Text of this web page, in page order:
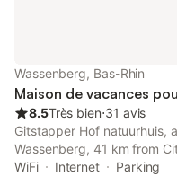
Wassenberg, Bas-Rhin
Maison de vacances
8.5Très bien⋅31 avis
Gitstapper Hof natuurhuis,
Wassenberg, 41 km from
km from Borussia Park, as
WiFi Internet
Parking